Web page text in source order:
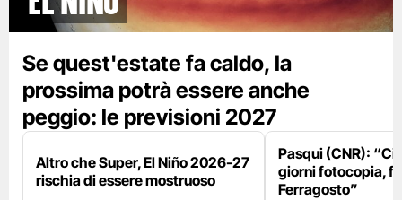
Se quest'estate fa caldo, la
prossima potrà essere anche
peggio: le previsioni 2027
Altro che Super, El Niño 2026-27
rischia di essere mostruoso
Pasqui (CNR):
giorni fotocopia,
Ferragosto”